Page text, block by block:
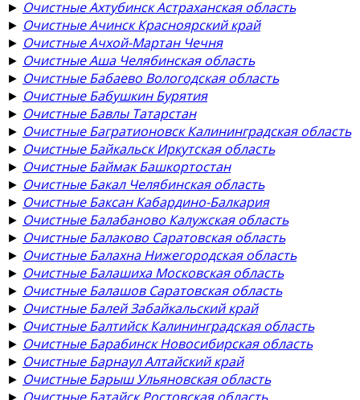
► Очистные Ахтубинск Астраханская область
► Очистные Ачинск Красноярский край
► Очистные Ачхой-Мартан Чечня
► Очистные Аша Челябинская область
► Очистные Бабаево Вологодская область
► Очистные Бабушкин Бурятия
► Очистные Бавлы Татарстан
► Очистные Багратионовск Калининградская область
► Очистные Байкальск Иркутская область
► Очистные Баймак Башкортостан
► Очистные Бакал Челябинская область
► Очистные Баксан Кабардино-Балкария
► Очистные Балабаново Калужская область
► Очистные Балаково Саратовская область
► Очистные Балахна Нижегородская область
► Очистные Балашиха Московская область
► Очистные Балашов Саратовская область
► Очистные Балей Забайкальский край
► Очистные Балтийск Калининградская область
► Очистные Барабинск Новосибирская область
► Очистные Барнаул Алтайский край
► Очистные Барыш Ульяновская область